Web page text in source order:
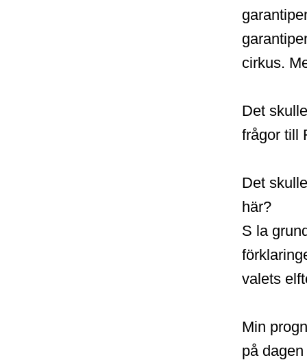
cirkus.
Det
frågor till
Det
här?
S la
valets
Min
på